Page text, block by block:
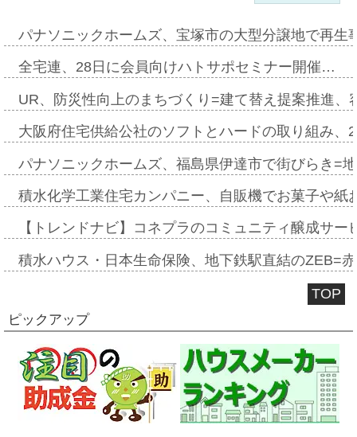
パナソニックホームズ、宝塚市の大型分譲地で再
全宅連、28日に会員向けハトサポセミナー開催…
UR、防災性向上のまちづくり=建て替え提案推進
大阪府住宅供給公社のソフトとハードの取り組み
パナソニックホームズ、福島県伊達市で街びらき=
積水化学工業住宅カンパニー、自販機でお菓子や
【トレンドナビ】コネプラのコミュニティ醸成サ
積水ハウス・日本生命保険、地下鉄駅直結のZEB=
TOP
ピックアップ